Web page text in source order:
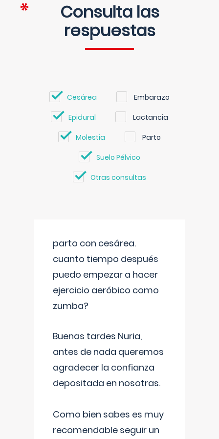
Consulta las
respuestas
Cesárea Embarazo
Epidural Lactancia
Molestia Parto
Suelo Pélvico
Otras consultas
parto con cesárea.
cuanto tiempo después
puedo empezar a hacer
ejercicio aeróbico como
zumba?
Buenas tardes Nuria,
antes de nada queremos
agradecer la confianza
depositada en nosotras.
Como bien sabes es muy
recomendable seguir un